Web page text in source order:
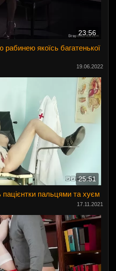
23:56
якоїсь багатенької
19.06.2022
25:51
пацієнтки пальцями та хуєм
17.11.2021